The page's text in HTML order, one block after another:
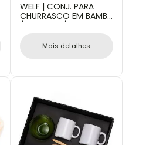
WELF | CONJ. PARA
CHURRASCO EM BAMBU
/ MADEIRA / INOX
Mais detalhes